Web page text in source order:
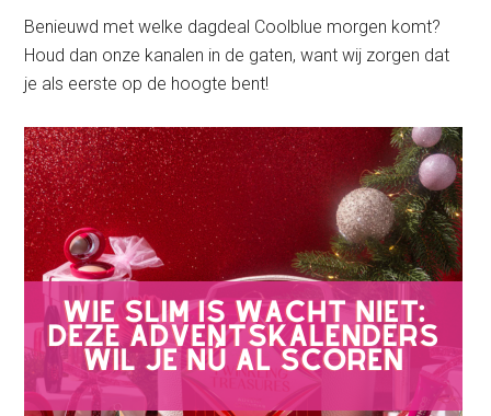
Benieuwd met welke dagdeal Coolblue morgen komt?
Houd dan onze kanalen in de gaten, want wij zorgen dat
je als eerste op de hoogte bent!